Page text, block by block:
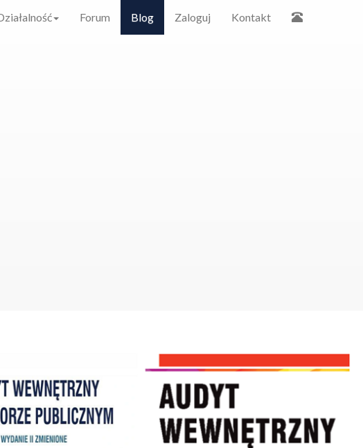
Forum Blog Zaloguj Kontakt